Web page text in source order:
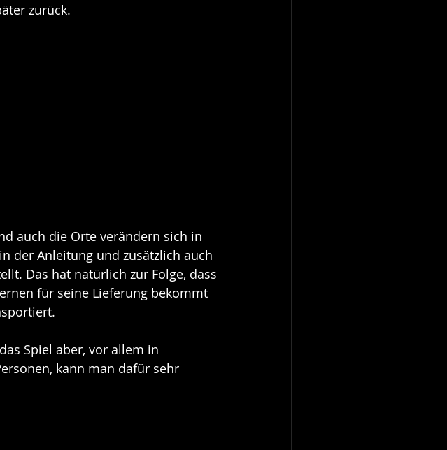
zurück.
auch die Orte verändern sich in
der Anleitung und zusätzlich auch
Das hat natürlich zur Folge, dass
für seine Lieferung bekommt
Spiel aber, vor allem in
kann man dafür sehr